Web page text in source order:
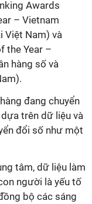
Awards
– Vietnam
Việt Nam) và
the Year –
hàng số và
đang chuyển
trên dữ liệu và
đổi số như một
tâm, dữ liệu làm
người là yếu tố
bộ các sáng